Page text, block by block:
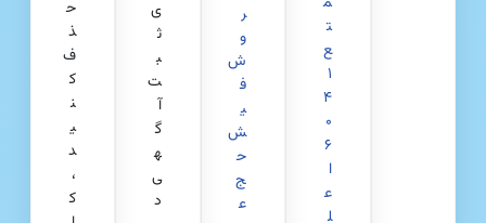
ت
ع
۱
۴
۰
۶
ا
ع
ل
ر
و
ش
ف
ی
ش
ح
ج
ع
ی
ث
ب
ت
آ
گ
ه
ی
د
ح
ذ
ف
ک
ن
ی
د
،
ک